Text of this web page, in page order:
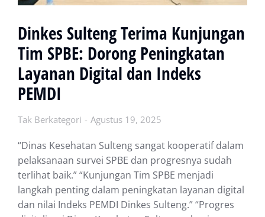
Dinkes Sulteng Terima Kunjungan
Tim SPBE: Dorong Peningkatan
Layanan Digital dan Indeks
PEMDI
Tak Berkategori Agustus 19, 2025
“Dinas Kesehatan Sulteng sangat kooperatif dalam
pelaksanaan survei SPBE dan progresnya sudah
terlihat baik.” “Kunjungan Tim SPBE menjadi
langkah penting dalam peningkatan layanan digital
dan nilai Indeks PEMDI Dinkes Sulteng.” “Progres